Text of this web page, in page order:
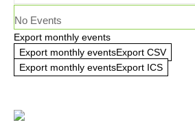
No Events
Export monthly events
Export monthly eventsExport CSV
Export monthly eventsExport ICS